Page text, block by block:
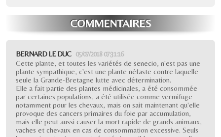
COMMENTAIRES
BERNARD LE DUC 05/07/2018 07:31:16
Cette plante, et toutes les variétés de senecio, n'est pas une
plante sympathique, c'est une plante néfaste contre laquelle
seule la Grande-Bretagne lutte avec détermination.
Elle a fait partie des plantes médicinales, a été consommée
par certaines populations, a été utilisée comme vermifuge
notamment pour les chevaux, mais on sait maintenant qu'elle
provoque des cancers primaires du foie par accumulation,
mais elle peut aussi causer la mort rapide de grands animaux,
vaches et chevaux en cas de consommation excessive. Seuls